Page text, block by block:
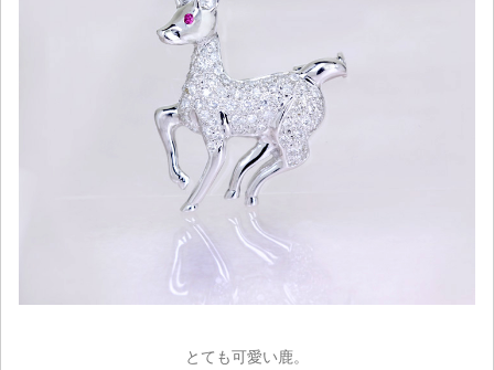
とても可愛い鹿。